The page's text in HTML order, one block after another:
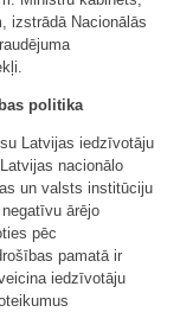
izstrādā Nacionālās
politika
Latvijas iedzīvotāju
nacionālo
un valsts institūciju
ārējo
pēc
pamatā ir
iedzīvotāju